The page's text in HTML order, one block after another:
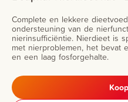
Complete en lekkere
ondersteuning van de
nierinsufficiëntie. Nierdieet is
met nierproblemen, het bevat
en een laag fosforgehalte.